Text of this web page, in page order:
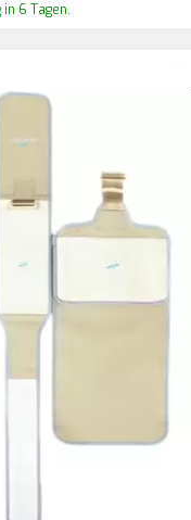
in 6 Tagen.